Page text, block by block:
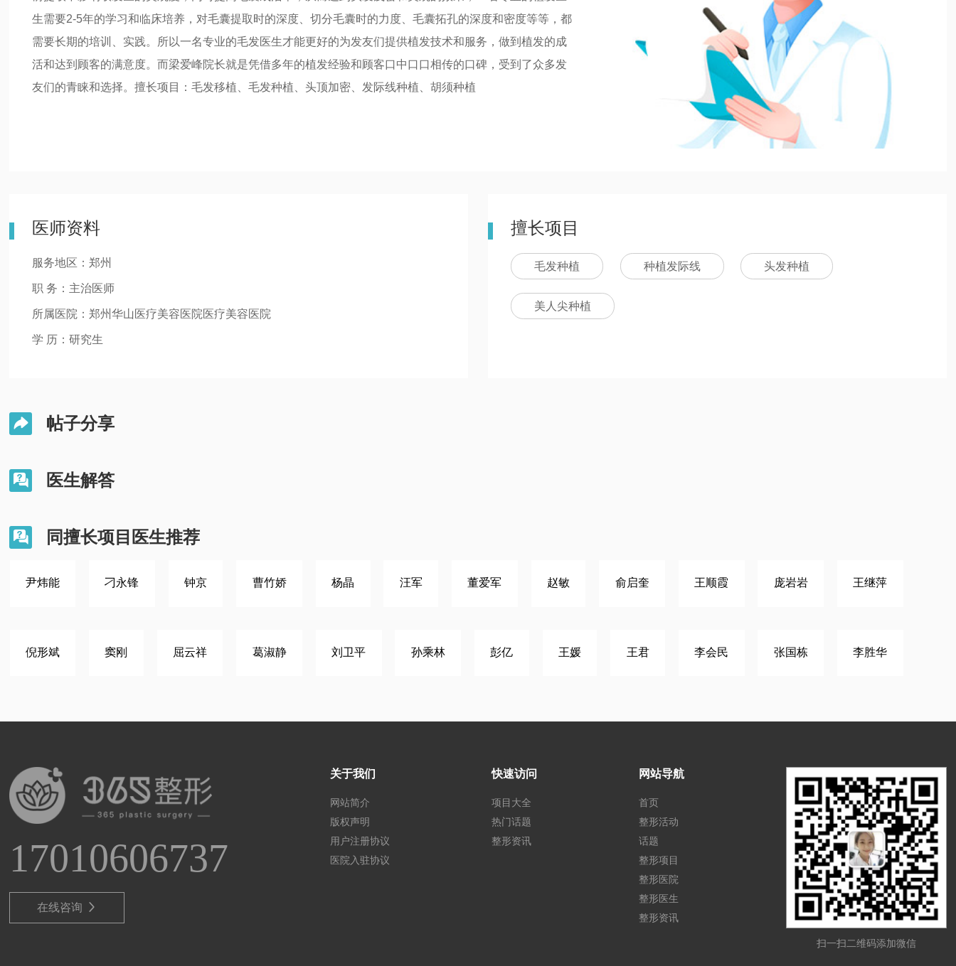
生需要2-5年的学习和临床培养，对毛囊提取时的深度、切分毛囊时的力度、毛囊拓孔的深度和密度等等，都
需要长期的培训、实践。所以一名专业的毛发医生才能更好的为发友们提供植发技术和服务，做到植发的成
活和达到顾客的满意度。而梁爱峰院长就是凭借多年的植发经验和顾客口中口口相传的口碑，受到了众多发
友们的青睐和选择。擅长项目：毛发移植、毛发种植、头顶加密、发际线种植、胡须种植
医师资料
服务地区：郑州
职 务：主治医师
所属医院：郑州华山医疗美容医院医疗美容医院
学 历：研究生
擅长项目
毛发种植 种植发际线 头发种植
美人尖种植
 帖子分享
 医生解答
 同擅长项目医生推荐
尹炜能 刁永锋 钟京 曹竹娇 杨晶 汪军 董爱军 赵敏 俞启奎 王顺霞 庞岩岩 王继萍
倪形斌 窦刚 屈云祥 葛淑静 刘卫平 孙乘林 彭亿 王媛 王君 李会民 张国栋 李胜华
17010606737
在线咨询 
关于我们
网站简介
版权声明
用户注册协议
医院入驻协议
快速访问
项目大全
热门话题
整形资讯
网站导航
首页
整形活动
话题
整形项目
整形医院
整形医生
整形资讯
扫一扫二维码添加微信